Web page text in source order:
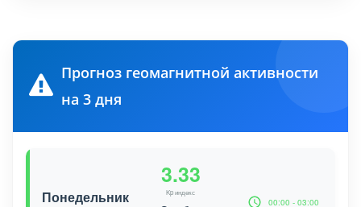
Прогноз геомагнитной активности
на 3 дня
Понедельник
3.33
Kp индекс
00:00 - 03:00